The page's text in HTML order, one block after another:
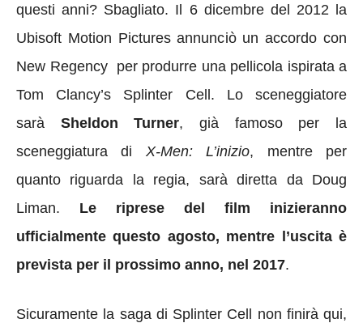
questi anni? Sbagliato. Il 6 dicembre del 2012 la
Ubisoft Motion Pictures annunciò un accordo con
New Regency per produrre una pellicola ispirata a
Tom Clancy’s Splinter Cell. Lo sceneggiatore
sarà Sheldon Turner, già famoso per la
sceneggiatura di X-Men: L’inizio, mentre per
quanto riguarda la regia, sarà diretta da Doug
Liman. Le riprese del film inizieranno
ufficialmente questo agosto, mentre l’uscita è
prevista per il prossimo anno, nel 2017.
Sicuramente la saga di Splinter Cell non finirà qui,